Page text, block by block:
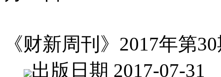
《财新周刊》2017年第
出版日期 2017-07-31